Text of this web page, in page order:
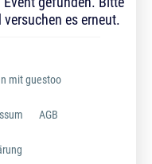
es erneut.
mit guestoo
AGB